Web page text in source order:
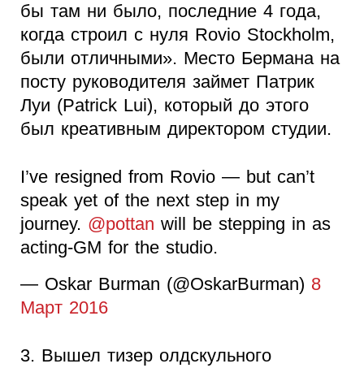
бы там ни было, последние 4 года,
когда строил с нуля Rovio Stockholm,
были отличными». Место Бермана на
посту руководителя займет Патрик
Луи (Patrick Lui), который до этого
был креативным директором студии.
I’ve resigned from Rovio — but can’t
speak yet of the next step in my
journey. @pottan will be stepping in as
acting-GM for the studio.
— Oskar Burman (@OskarBurman) 8
Март 2016
3. Вышел тизер олдскульного